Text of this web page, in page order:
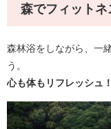
森でフィットネ
森林浴をしながら、一
う。
心も体もリフレッシュ！